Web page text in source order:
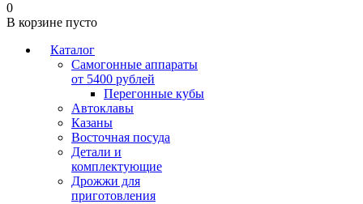
0
В корзине пусто
Каталог
Самогонные аппараты
от 5400 рублей
Перегонные кубы
Автоклавы
Казаны
Восточная посуда
Детали и
комплектующие
Дрожжи для
приготовления